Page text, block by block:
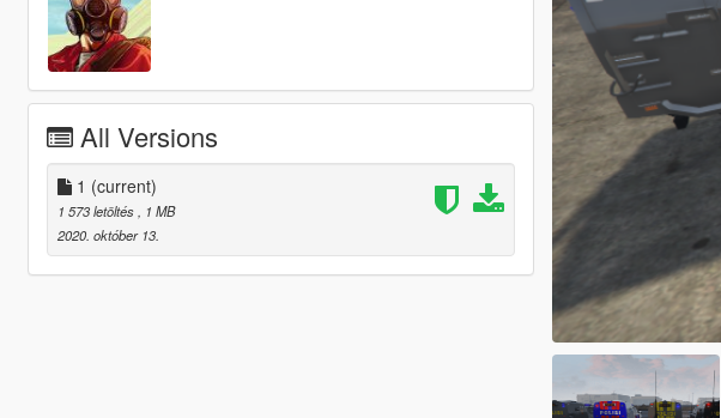
All Versions
1 (current)
1 573 letöltés
, 1 MB
2020. október 13.